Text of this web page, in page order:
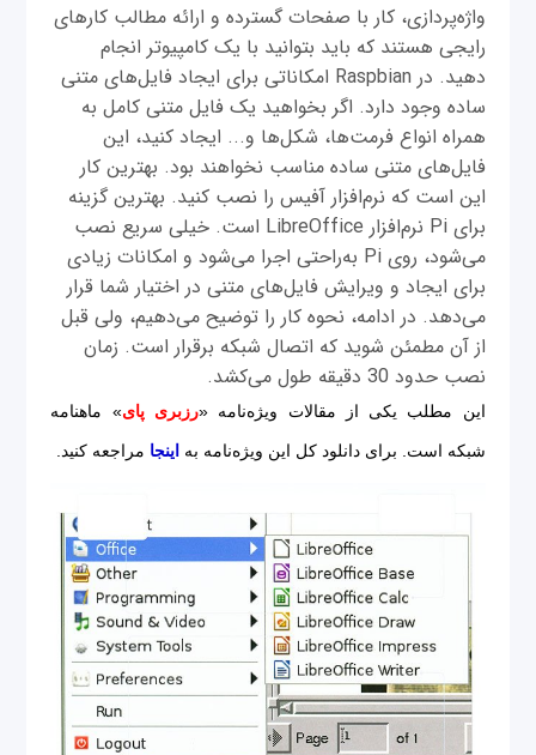
واژه‌پردازی، کار با صفحات گسترده و ارائه مطالب کارهای
رایجی هستند که باید بتوانید با یک کامپیوتر انجام
دهید. در Raspbian امکاناتی برای ایجاد فایل‌های متنی
ساده وجود دارد. اگر بخواهید یک فایل متنی کامل به
همراه انواع فرمت‌ها، شکل‌ها و... ایجاد کنید، این
فایل‌های متنی ساده مناسب نخواهند بود. بهترین کار
این است که نرم‌افزار آفیس را نصب کنید. بهترین گزینه
برای Pi نرم‌افزار LibreOffice است. خیلی سریع نصب
می‌شود، روی Pi به‌راحتی اجرا می‌شود و امکانات زیادی
برای ایجاد و ویرایش فایل‌های متنی در اختیار شما قرار
می‌دهد. در ادامه، نحوه کار را توضیح می‌دهیم، ولی قبل
از آن مطمئن شوید که اتصال شبکه برقرار است. زمان
نصب حدود 30 دقیقه طول می‌کشد.
این مطلب یکی از مقالات ویژه‌نامه «رزبری پای» ماهنامه
شبکه است. برای دانلود کل این ویژه‌نامه به اینجا مراجعه کنید.